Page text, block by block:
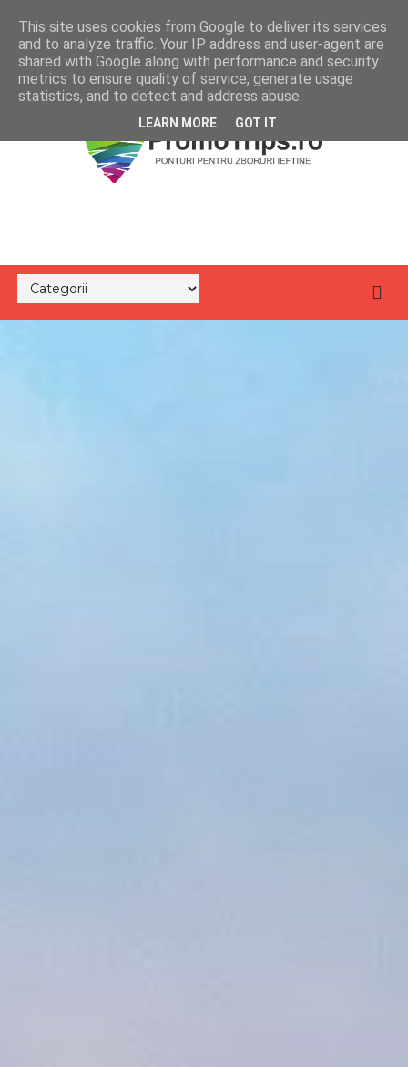
This site uses cookies from Google to deliver its services
and to analyze traffic. Your IP address and user-agent are
shared with Google along with performance and security
metrics to ensure quality of service, generate usage
statistics, and to detect and address abuse.
LEARN MORE GOT IT